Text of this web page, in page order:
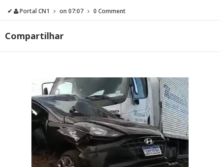
✔ Portal CN1 on 07:07 0 Comment
Compartilhar